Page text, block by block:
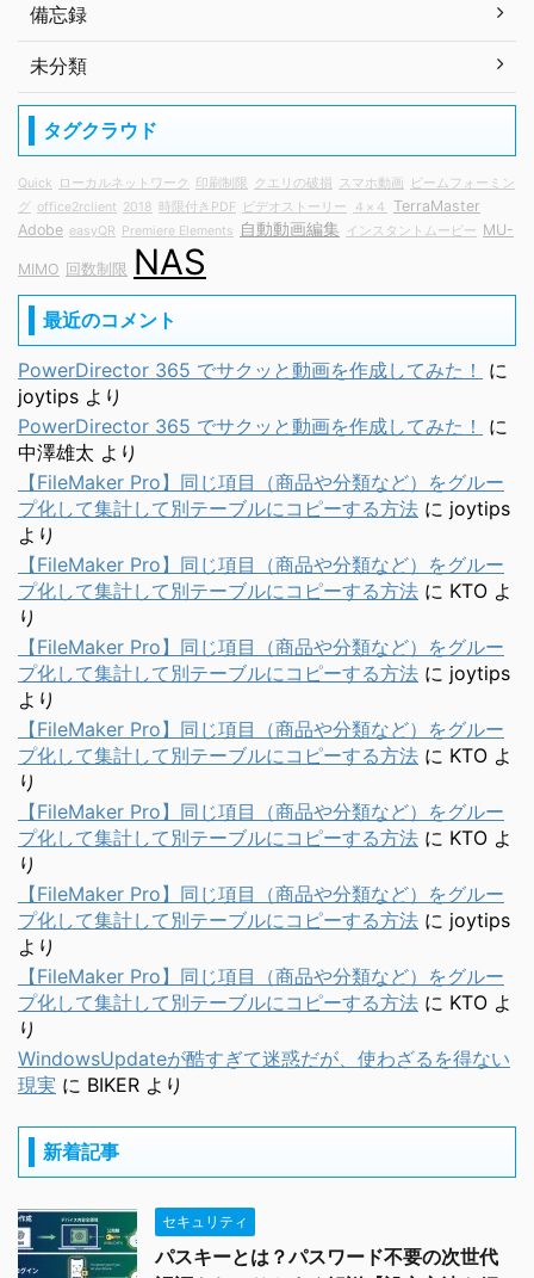
備忘録
未分類
タグクラウド
Quick ローカルネットワーク 印刷制限 クエリの破損 スマホ動画
ビームフォーミン
グ
office2rclient 2018 時限付きPDF ビデオストーリー ４×４
TerraMaster
Adobe easyQR Premiere Elements 自動動画編集 インスタントムービー MU-
MIMO 回数制限 NAS
最近のコメント
PowerDirector 365 でサクッと動画を作成してみた！
に
joytips より
PowerDirector 365 でサクッと動画を作成してみた！
に
中澤雄太 より
【FileMaker Pro】同じ項目（商品や分類など）をグルー
プ化して集計して別テーブルにコピーする方法 に joytips
より
【FileMaker Pro】同じ項目（商品や分類など）をグルー
プ化して集計して別テーブルにコピーする方法 に KTO よ
り
【FileMaker Pro】同じ項目（商品や分類など）をグルー
プ化して集計して別テーブルにコピーする方法 に joytips
より
【FileMaker Pro】同じ項目（商品や分類など）をグルー
プ化して集計して別テーブルにコピーする方法 に KTO よ
り
【FileMaker Pro】同じ項目（商品や分類など）をグルー
プ化して集計して別テーブルにコピーする方法 に KTO よ
り
【FileMaker Pro】同じ項目（商品や分類など）をグルー
プ化して集計して別テーブルにコピーする方法 に joytips
より
【FileMaker Pro】同じ項目（商品や分類など）をグルー
プ化して集計して別テーブルにコピーする方法 に KTO よ
り
WindowsUpdateが酷すぎて迷惑だが、使わざるを得ない
現実 に BIKER より
新着記事
セキュリティ
パスキーとは？パスワード不要の次世代